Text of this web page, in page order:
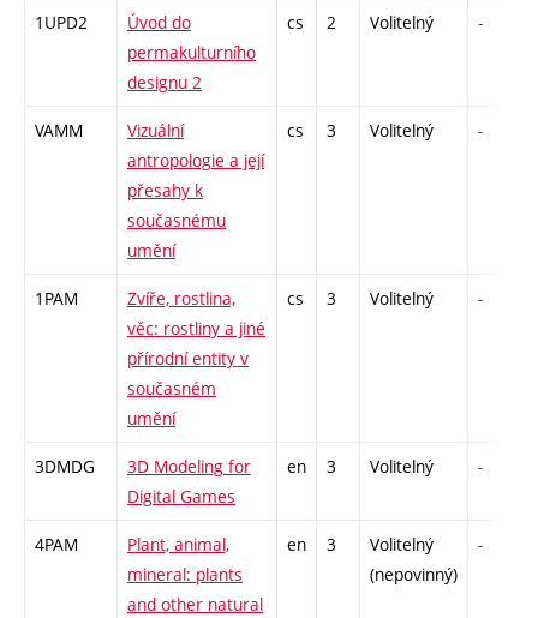
1UPD2
Úvod do
permakulturního
designu 2
cs 2 Volitelný -
VAMM
Vizuální
antropologie a její
přesahy k
současnému
umění
cs 3 Volitelný -
1PAM
Zvíře, rostlina,
věc: rostliny a jiné
přírodní entity v
současném
umění
cs 3 Volitelný -
3DMDG
3D Modeling for
Digital Games
en 3 Volitelný -
4PAM
Plant, animal,
mineral: plants
and other natural
en 3
Volitelný
(nepovinný)
-